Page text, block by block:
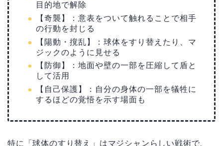
目的地で解除
【奇襲】：意表をついて触れることで相手
の行動を封じる
【陽動・撹乱】：球体をすり替えたり、マ
ジックのように見せる
【防御】：地面や壁の一部を圧縮して盾と
して活用
【自己保護】：自分の身体の一部を犠牲に
するほどの覚悟を示す場面も
特に「球体のすり替え」はマジシャンらしい戦術で、